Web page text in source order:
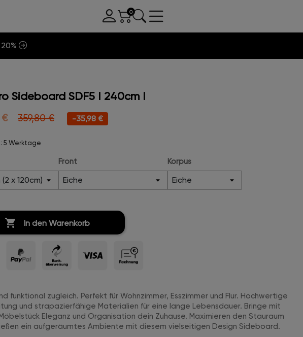
Sideboard SDF5 I 240cm I
€ 359,80 € -35,98 €
5 Werktage
Front Korpus
 In den Warenkorb
funktional zugleich. Perfekt für Wohnzimmer, Esszimmer und Flur. Hochwertige
und strapazierfähige Materialien für eine lange Lebensdauer. Bringe mit
Eleganz und Organisation dein Zuhause. Maximieren den Stauraum
ein aufgeräumtes Ambiente mit diesem vielseitigen Design Sideboard.